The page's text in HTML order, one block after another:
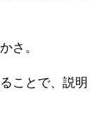
さ。
ことで、説明